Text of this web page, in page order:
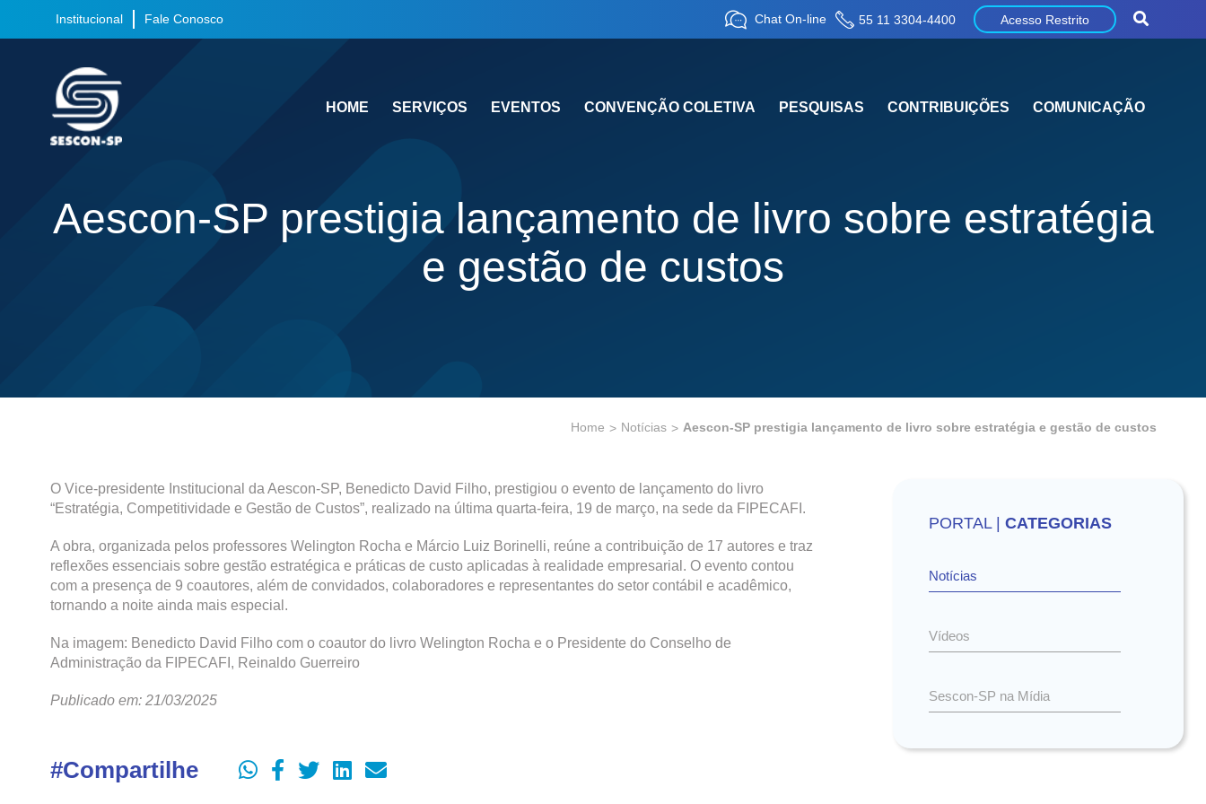
Institucional Fale Conosco Chat On-line 55 11 3304-4400 Acesso Restrito
HOME SERVIÇOS EVENTOS CONVENÇÃO COLETIVA PESQUISAS CONTRIBUIÇÕES COMUNICAÇÃO
Aescon-SP prestigia lançamento de livro sobre estratégia
e gestão de custos
Home Notícias Aescon-SP prestigia lançamento de livro sobre estratégia e gestão de custos
O Vice-presidente Institucional da Aescon-SP, Benedicto David Filho, prestigiou o evento de lançamento do livro
“Estratégia, Competitividade e Gestão de Custos”, realizado na última quarta-feira, 19 de março, na sede da FIPECAFI.
A obra, organizada pelos professores Welington Rocha e Márcio Luiz Borinelli, reúne a contribuição de 17 autores e traz
reflexões essenciais sobre gestão estratégica e práticas de custo aplicadas à realidade empresarial. O evento contou
com a presença de 9 coautores, além de convidados, colaboradores e representantes do setor contábil e acadêmico,
tornando a noite ainda mais especial.
Na imagem: Benedicto David Filho com o coautor do livro Welington Rocha e o Presidente do Conselho de
Administração da FIPECAFI, Reinaldo Guerreiro
Publicado em: 21/03/2025
#Compartilhe
PORTAL |CATEGORIAS
Notícias
Vídeos
Sescon-SP na Mídia